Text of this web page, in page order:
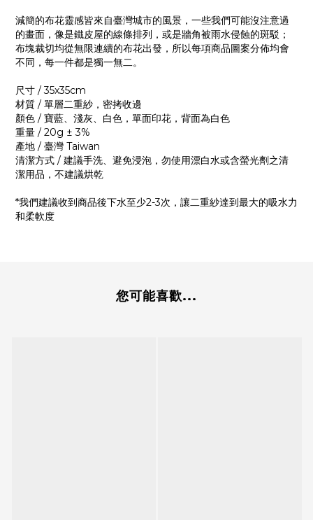
減簡的布花靈感皆來自臺灣城市的風景，一些我們可能沒注意過
的畫面，像是鐵皮屋的線條排列，或是牆角被雨水侵蝕的斑駁；
布塊裁切均從無限連續的布花出發，所以每項商品圖案分佈均會
不同，每一件都是獨一無二。
尺寸 / 35x35cm
材質 / 單層二重紗，密拷收邊
顏色 / 寶藍、淺灰、白色，單面印花，背面為白色
重量 / 20g ± 3%
產地 / 臺灣 Taiwan
清潔方式 / 建議手洗、避免浸泡，勿使用漂白水或含螢光劑之清
潔用品，不建議烘乾
*我們建議收到商品後下水至少2-3次，讓二重紗達到最大的吸水力
和柔軟度
您可能喜歡...